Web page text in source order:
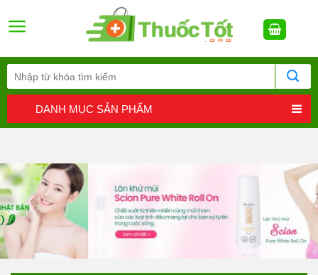
DANH MỤC SẢN PHẨM